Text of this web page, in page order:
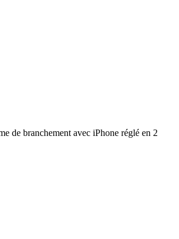
de branchement avec iPhone réglé en 2